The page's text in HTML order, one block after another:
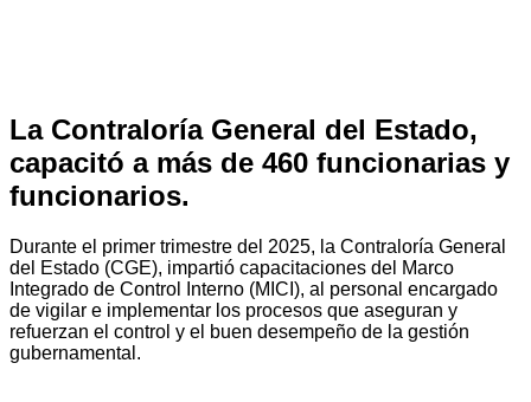
La Contraloría General del Estado,
capacitó a más de 460 funcionarias y
funcionarios.
Durante el primer trimestre del 2025, la Contraloría General
del Estado (CGE), impartió capacitaciones del Marco
Integrado de Control Interno (MICI), al personal encargado
de vigilar e implementar los procesos que aseguran y
refuerzan el control y el buen desempeño de la gestión
gubernamental.